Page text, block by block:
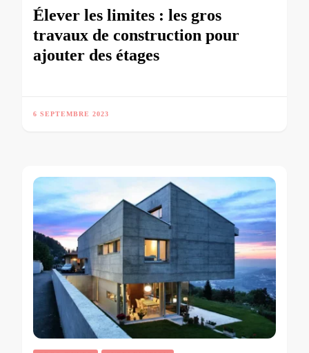
Élever les limites : les gros
travaux de construction pour
ajouter des étages
6 SEPTEMBRE 2023